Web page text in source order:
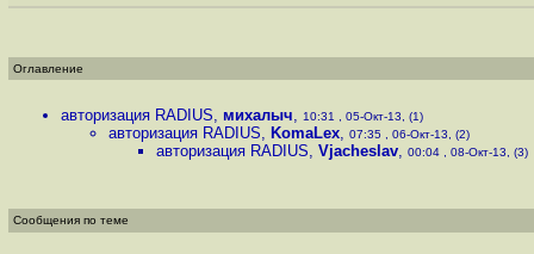
Оглавление
авторизация RADIUS, михалыч, 10:31 , 05-Окт-13, (1)
авторизация RADIUS, KomaLex, 07:35 , 06-Окт-13, (2)
авторизация RADIUS, Vjacheslav, 00:04 , 08-Окт-13, (3)
Сообщения по теме